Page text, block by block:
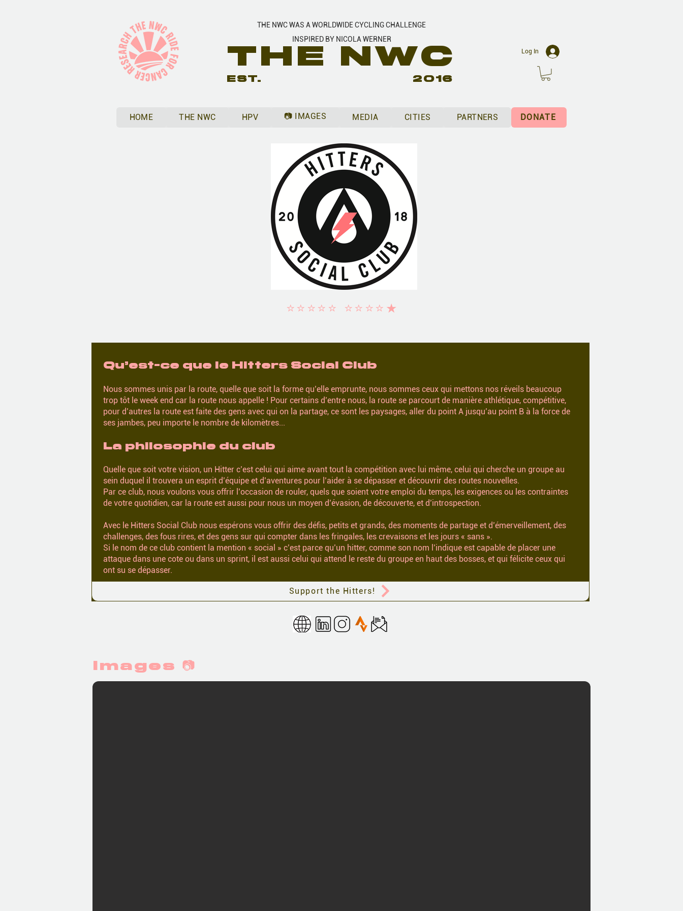
THE NWC WAS A WORLDWIDE CYCLING CHALLENGE
INSPIRED BY NICOLA WERNER
THE NWC
EST. 2016
Log In
HOME THE NWC HPV 📷 IMAGES MEDIA CITIES PARTNERS DONATE
⭐️⭐️⭐️⭐️⭐️ ⭐️⭐️⭐️⭐️★
Qu’est-ce que le Hitters Social Club
Nous sommes unis par la route, quelle que soit la forme qu’elle emprunte, nous sommes ceux qui mettons nos réveils beaucoup
trop tôt le week end car la route nous appelle ! Pour certains d’entre nous, la route se parcourt de manière athlétique, compétitive,
pour d’autres la route est faite des gens avec qui on la partage, ce sont les paysages, aller du point A jusqu’au point B à la force de
ses jambes, peu importe le nombre de kilomètres...
La philosophie du club
Quelle que soit votre vision, un Hitter c’est celui qui aime avant tout la compétition avec lui même, celui qui cherche un groupe au
sein duquel il trouvera un esprit d’équipe et d’aventures pour l’aider à se dépasser et découvrir des routes nouvelles.
Par ce club, nous voulons vous offrir l’occasion de rouler, quels que soient votre emploi du temps, les exigences ou les contraintes
de votre quotidien, car la route est aussi pour nous un moyen d’évasion, de découverte, et d’introspection.
Avec le Hitters Social Club nous espérons vous offrir des défis, petits et grands, des moments de partage et d’émerveillement, des
challenges, des fous rires, et des gens sur qui compter dans les fringales, les crevaisons et les jours « sans ».
Si le nom de ce club contient la mention « social » c’est parce qu’un hitter, comme son nom l’indique est capable de placer une
attaque dans une cote ou dans un sprint, il est aussi celui qui attend le reste du groupe en haut des bosses, et qui félicite ceux qui
ont su se dépasser.
Support the Hitters!
Images 📷